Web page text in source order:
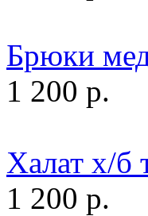
Брюки
1 200 р.
Халат х/б
1 200 р.